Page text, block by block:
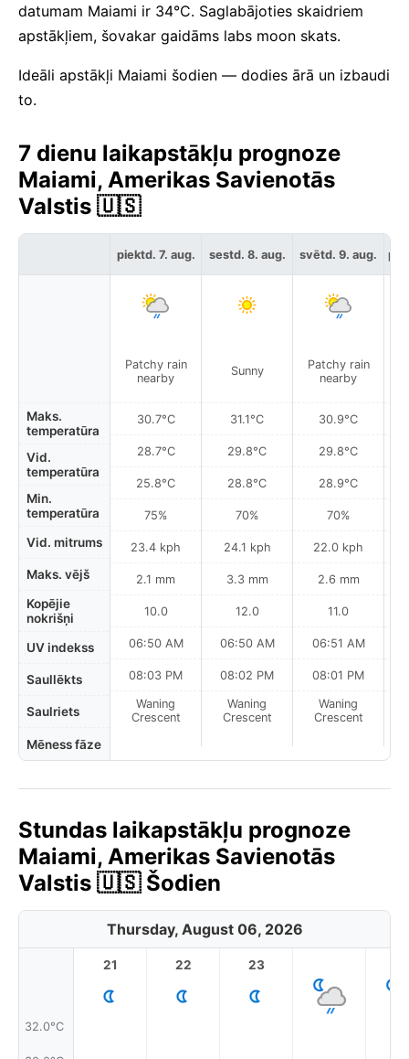
datumam Maiami ir 34°C. Saglabājoties skaidriem
apstākļiem, šovakar gaidāms labs moon skats.
Ideāli apstākļi Maiami šodien — dodies ārā un izbaudi
to.
7 dienu laikapstākļu prognoze
Maiami, Amerikas Savienotās
Valstis 🇺🇸
Maks.
temperatūra
Vid.
temperatūra
Min.
temperatūra
Vid. mitrums
Maks. vējš
Kopējie
nokrišņi
UV indekss
Saullēkts
Saulriets
Mēness fāze
piektd. 7. aug.
Patchy rain
nearby
30.7°C
28.7°C
25.8°C
75%
23.4 kph
2.1 mm
10.0
06:50 AM
08:03 PM
Waning
Crescent
sestd. 8. aug.
Sunny
31.1°C
29.8°C
28.8°C
70%
24.1 kph
3.3 mm
12.0
06:50 AM
08:02 PM
Waning
Crescent
svētd. 9. aug.
Patchy rain
nearby
30.9°C
29.8°C
28.9°C
70%
22.0 kph
2.6 mm
11.0
06:51 AM
08:01 PM
Waning
Crescent
Stundas laikapstākļu prognoze
Maiami, Amerikas Savienotās
Valstis 🇺🇸 Šodien
Thursday, August 06, 2026
32.0°C
21 22 23